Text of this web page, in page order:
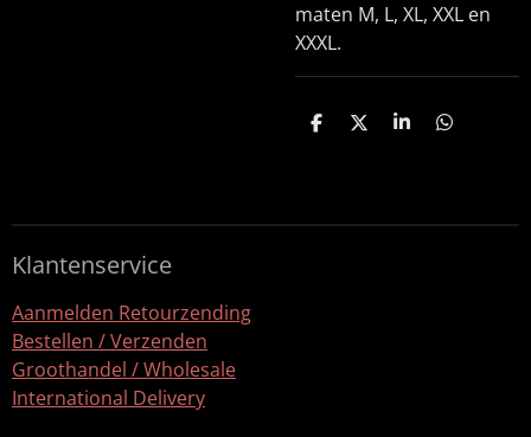
maten M, L, XL, XXL en
XXXL.
D
D
S
D
Klantenservice
Aanmelden Retourzending
Bestellen / Verzenden
Groothandel / Wholesale
International Delivery